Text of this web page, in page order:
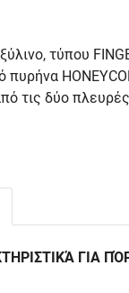
τύπου
πυρήνα
τις δύο
ΓΙΑ